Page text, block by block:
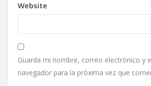
Website
Guarda mi nombre, correo electrónico y
navegador para la próxima vez que